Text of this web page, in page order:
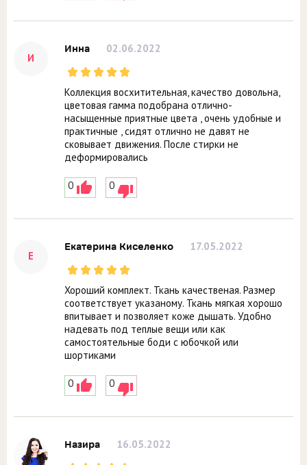
И
Инна 02.06.2022
Коллекция восхитительная, качество довольна,
цветовая гамма подобрана отлично-
насыщенные приятные цвета , очень удобные и
практичные , сидят отлично не давят не
сковывает движения. После стирки не
деформировались
0 0
Е
Екатерина Киселенко 17.05.2022
Хороший комплект. Ткань качественая. Размер
соответствует указаному. Ткань мягкая хорошо
впитывает и позволяет коже дышать. Удобно
надевать под теплые вещи или как
самостоятельные боди с юбочкой или
шортиками
0 0
Назира 16.05.2022